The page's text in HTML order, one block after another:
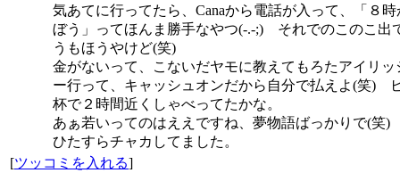
気あてに行ってたら、Canaから電話が入って、「８
ぼう」ってほんま勝手なやつ(-.-;) それでのこのこ出
うもほうやけど(笑)
金がないって、こないだヤモに教えてもろたアイリッ
ー行って、キャッシュオンだから自分で払えよ(笑)
杯で２時間近くしゃべってたかな。
あぁ若いってのはええですね、夢物語ばっかりで(笑
ひたすらチャカしてました。
[ツッコミを入れる]